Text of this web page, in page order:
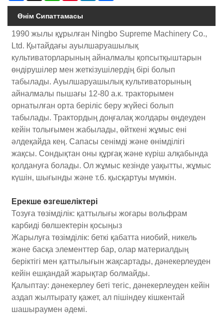
Өнім Сипаттамасы
1990 жылы құрылған Ningbo Supreme Machinery Co.,
Ltd. Қытайдағы ауылшаруашылық
культиваторларының айналмалы қопсытқыштарын
өндірушілер мен жеткізушілердің бірі болып
табылады. Ауылшаруашылық культиваторының
айналмалы пышағы 12-80 а.к. тракторымен
орнатылған орта беріліс беру жүйесі болып
табылады. Трактордың доңғалақ жолдары өңдеуден
кейін толығымен жабылады, өйткені жұмыс ені
әлдеқайда кең. Сапасы сенімді және өнімділігі
жақсы. Сондықтан оны құрғақ және күріш алқабында
қолдануға болады. Ол жұмыс кезінде уақытты, жұмыс
күшін, шығынды және т.б. қысқартуы мүмкін.
Ерекше өзгешеліктері
Тозуға төзімділік: қаттылығы жоғары вольфрам
карбиді бөлшектерін қосыңыз
Жарылуға төзімділік: беткі қабатта ниобий, никель
және басқа элементтер бар, олар материалдың
беріктігі мен қаттылығын жақсартады, дәнекерлеуден
кейін ешқандай жарықтар болмайды.
Қалыптау: дәнекерлеу беті тегіс, дәнекерлеуден кейін
аздап жылтырату қажет, ал пішіндеу кішкентай
шашыраумен әдемі.